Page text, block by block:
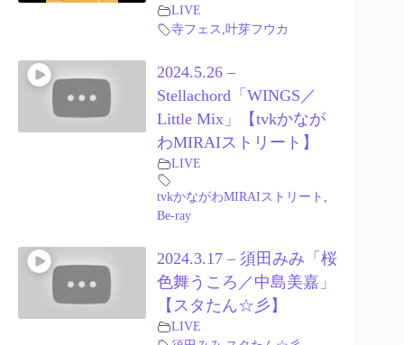
LIVE
寺フェス,叶芽フウカ
2024.5.26 –
Stellachord「WINGS／
Little Mix」【tvkかなが
わMIRAIストリート】
LIVE
tvkかながわMIRAIストリート ,
Be-ray
2024.3.17 – 須田みみ「桜
色舞うころ／中島美嘉」
【スタたん☆彡】
LIVE